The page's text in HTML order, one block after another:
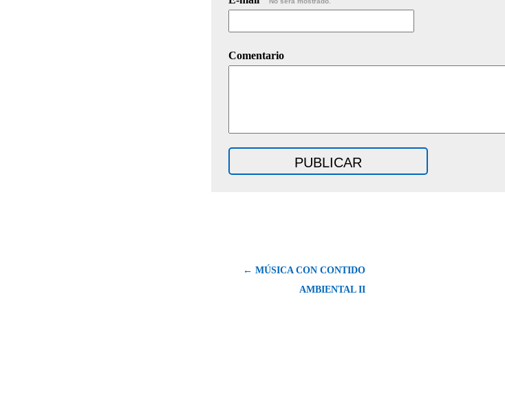
Comentario
← MÚSICA CON CONTIDO
AMBIENTAL II